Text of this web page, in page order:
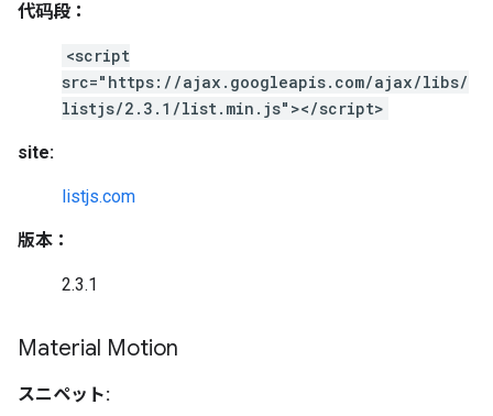
代码段：
<script
src="https://ajax.googleapis.com/ajax/libs/
listjs/2.3.1/list.min.js"></script>
site:
listjs.com
版本：
2.3.1
Material Motion
スニペット: